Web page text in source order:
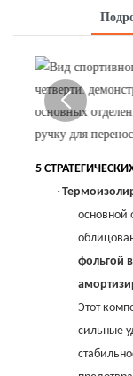
5
·
основной
фольгой
Этот
сильные